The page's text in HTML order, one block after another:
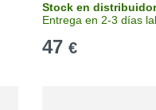
Stock en distribuidor
Entrega en 2-3 días
47 €